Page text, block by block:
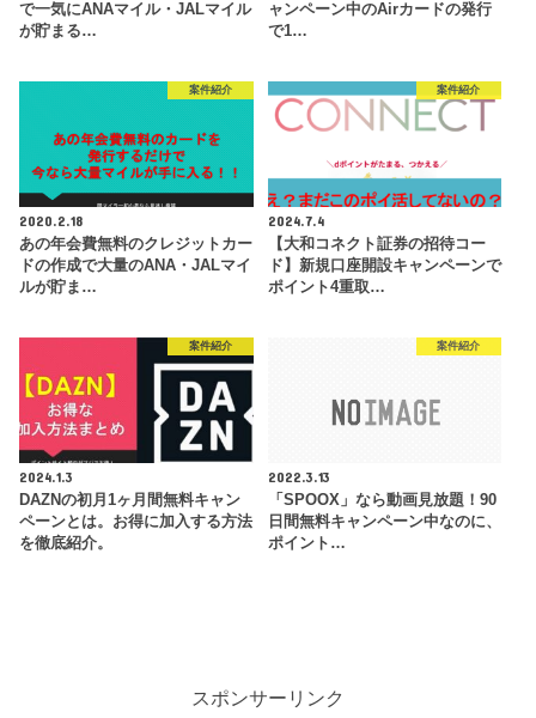
で一気にANAマイル・JALマイル
が貯まる…
ャンペーン中のAirカードの発行
で1…
案件紹介
2020.2.18
あの年会費無料のクレジットカー
ドの作成で大量のANA・JALマイ
ルが貯ま…
案件紹介
2024.7.4
【大和コネクト証券の招待コー
ド】新規口座開設キャンペーンで
ポイント4重取…
案件紹介
2024.1.3
DAZNの初月1ヶ月間無料キャン
ペーンとは。お得に加入する方法
を徹底紹介。
案件紹介
2022.3.13
「SPOOX」なら動画見放題！90
日間無料キャンペーン中なのに、
ポイント…
スポンサーリンク